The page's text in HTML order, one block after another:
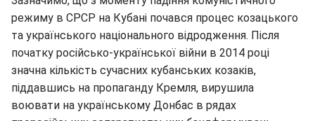
режиму в СРСР на Кубані почався процес козацького
та українського національного відродження. Після
початку російсько-української війни в 2014 році
значна кількість сучасних кубанських козаків,
піддавшись на пропаганду Кремля, вирушила
воювати на українському Донбас в рядах